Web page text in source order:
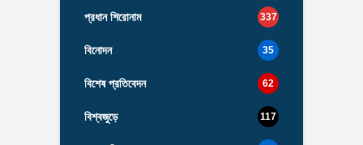
প্রধান শিরোনাম 337
বিনোদন 35
বিশেষ প্রতিবেদন 62
বিশ্বজুড়ে 117